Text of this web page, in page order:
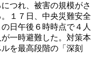
つれ、被害の規模がさ
１７日、中央災難安全
日午後６時時点で４人
一時避難した。対策本
を最高段階の「深刻